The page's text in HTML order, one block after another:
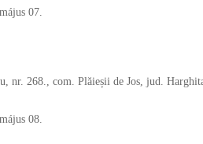
május 07.
nr. 268., com. Plăieșii de Jos, jud.
május 08.